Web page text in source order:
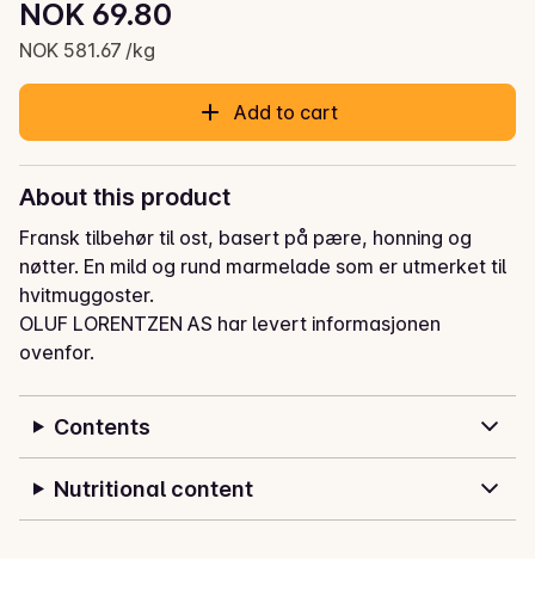
Current price is: NOK 69.80
NOK 69.80
NOK 581.67 /kg
Add to cart
About this product
Fransk tilbehør til ost, basert på pære, honning og
nøtter. En mild og rund marmelade som er utmerket til
hvitmuggoster.
OLUF LORENTZEN AS har levert informasjonen
ovenfor.
Contents
Nutritional content